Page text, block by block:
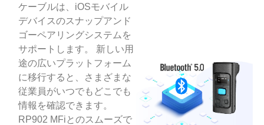
ケーブルは、iOSモバイル
デバイスのスナップアンド
ゴーペアリングシステムを
サポートします。 新しい用
途の広いプラットフォーム
に移行すると、さまざまな
従業員がいつでもどこでも
情報を確認できます。
RP902 MFiとのスムーズで